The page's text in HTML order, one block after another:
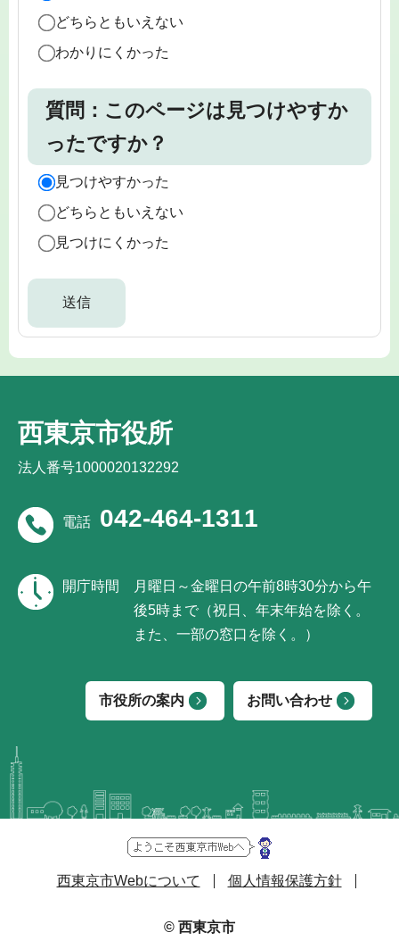
どちらともいえない
わかりにくかった
質問：このページは見つけやすか
ったですか？
見つけやすかった
どちらともいえない
見つけにくかった
西東京市役所
法人番号1000020132292
電話 042-464-1311
開庁時間
月曜日～金曜日の午前8時30分から午
後5時まで（祝日、年末年始を除く。
また、一部の窓口を除く。）
市役所の案内 お問い合わせ
西東京市Webについて 個人情報保護方針
© 西東京市